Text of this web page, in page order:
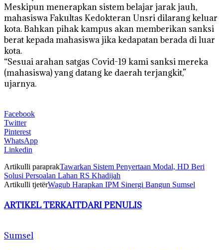
Meskipun menerapkan sistem belajar jarak jauh,
mahasiswa Fakultas Kedokteran Unsri dilarang keluar
kota. Bahkan pihak kampus akan memberikan sanksi
berat kepada mahasiswa jika kedapatan berada di luar
kota.
“Sesuai arahan satgas Covid-19 kami sanksi mereka
(mahasiswa) yang datang ke daerah terjangkit,”
ujarnya.
Facebook
Twitter
Pinterest
WhatsApp
Linkedin
Artikulli paraprakTawarkan Sistem Penyertaan Modal, HD Beri
Solusi Persoalan Lahan RS Khadijah
Artikulli tjetërWagub Harapkan IPM Sinergi Bangun Sumsel
ARTIKEL TERKAITDARI PENULIS
Sumsel